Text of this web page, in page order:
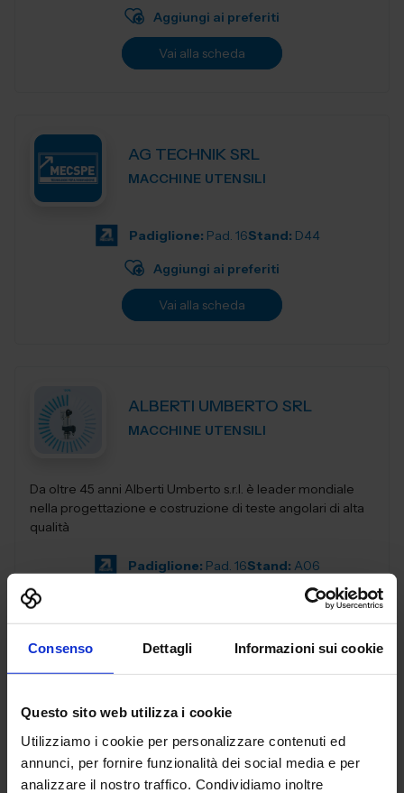
Consenso Dettagli Informazioni sui cookie
Questo sito web utilizza i cookie
Utilizziamo i cookie per personalizzare contenuti ed
annunci, per fornire funzionalità dei social media e per
analizzare il nostro traffico. Condividiamo inoltre
Aggiungi ai preferiti
Vai alla scheda
AG TECHNIK SRL
MACCHINE UTENSILI
Padiglione: Pad. 16Stand: D44
Aggiungi ai preferiti
Vai alla scheda
ALBERTI UMBERTO SRL
MACCHINE UTENSILI
Da oltre 45 anni Alberti Umberto s.r.l. è leader mondiale
nella progettazione e costruzione di teste angolari di alta
qualità
Padiglione: Pad. 16Stand: A06
ALFA ROBOTICA SRL
MACCHINE UTENSILI